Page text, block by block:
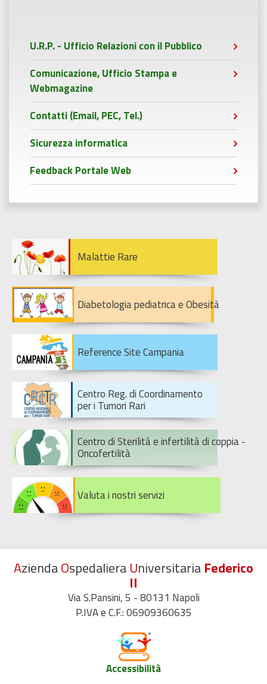
U.R.P. - Ufficio Relazioni con il Pubblico
Comunicazione, Ufficio Stampa e
Webmagazine
Contatti (Email, PEC, Tel.)
Sicurezza informatica
Feedback Portale Web
Malattie Rare
Diabetologia pediatrica e Obesità
Reference Site Campania
Centro Reg. di Coordinamento
per i Tumori Rari
Centro di Sterilità e infertilità di coppia -
Oncofertilità
Valuta i nostri servizi
AziendaOspedaliera Universitaria Federico
II
Via S.Pansini, 5 - 80131 Napoli
P.IVA e C.F.: 06909360635
Accessibilità